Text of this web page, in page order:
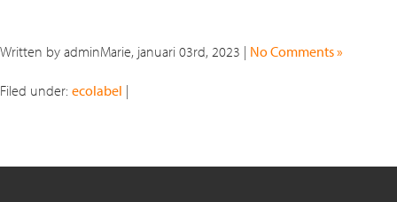
Written by adminMarie, januari 03rd, 2023 | No Comments »
Filed under: ecolabel |